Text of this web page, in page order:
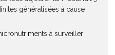
généralisées à cause
à surveiller